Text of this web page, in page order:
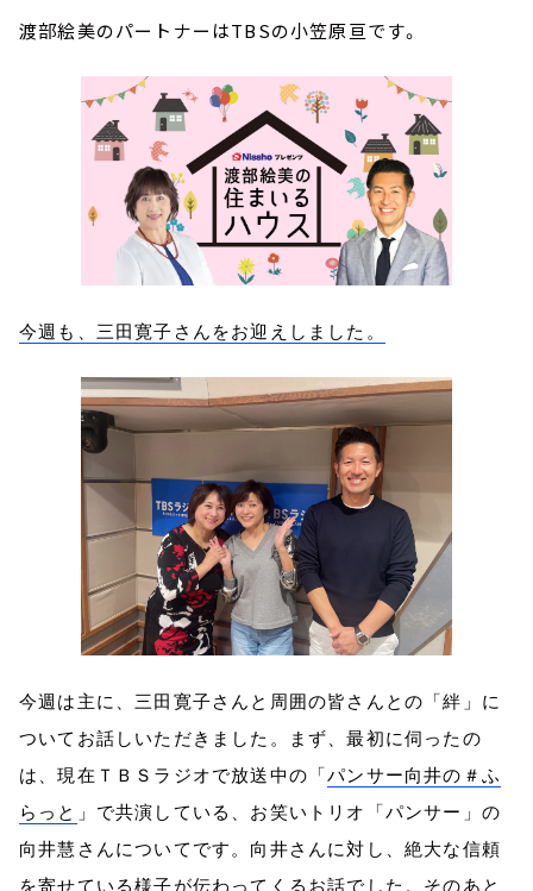
渡部絵美のパートナーはTBSの小笠原亘です。
今週も、三田寛子さんをお迎えしました。
今週は主に、三田寛子さんと周囲の皆さんとの「絆」に
ついてお話しいただきました。まず、最初に伺ったの
は、現在ＴＢＳラジオで放送中の「パンサー向井の＃ふ
らっと
」で共演している、お笑いトリオ「パンサー」の
向井慧さんについてです。向井さんに対し、絶大な信頼
を寄せている様子が伝わってくるお話でした。そのあと